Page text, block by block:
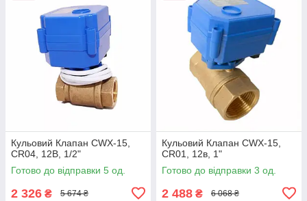
Кульовий Клапан CWX-15,
CR04, 12В, 1/2"
Готово до відправки 5 од.
2 326 ₴ 5 674 ₴
Кульовий Клапан CWX-15,
CR01, 12в, 1"
Готово до відправки 3 од.
2 488 ₴ 6 068 ₴